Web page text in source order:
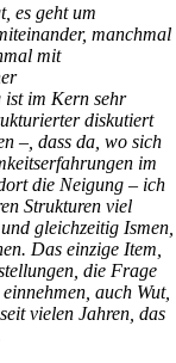
es geht um
manchmal
mit
ist im Kern sehr
diskutiert
–, dass da, wo sich
im
die Neigung – ich
Strukturen viel
gleichzeitig Ismen,
Das einzige Item,
die Frage
auch Wut,
vielen Jahren, das